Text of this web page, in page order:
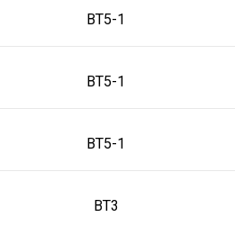
ВТ5-1
ВТ5-1
ВТ5-1
ВТ3